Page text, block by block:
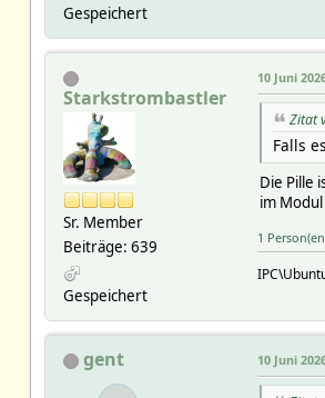
Gespeichert
Starkstrombastler
Sr. Member
Beiträge: 639
Gespeichert
10 Juni
Zitat
Falls
Die Pille
im
1
gent 10 Juni